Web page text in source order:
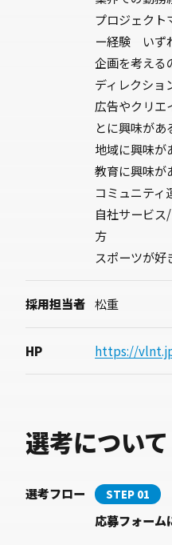
プロジェクト
ー経験 いず
企画を考える
ディレクショ
広告やクリエ
とに興味があ
地域に興味が
教育に興味が
コミュニティ
自社サービス
方
スポーツが好
採用担当者 松重
HP https://
選考について
選考フロー STEP 01
応募フォーム